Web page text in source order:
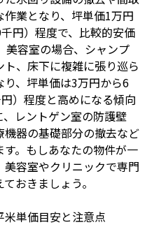
業となり、坪単価1万円
円）程度で、比較的安価
美容室の場合、シャンプ
、床下に複雑に張り巡ら
、坪単価は3万円から6
）程度と高めになる傾向
レントゲン室の防護壁
機器の基礎部分の撤去など
。もしあなたの物件が一
容室やクリニックで専門
おきましょう。
単価目安と注意点